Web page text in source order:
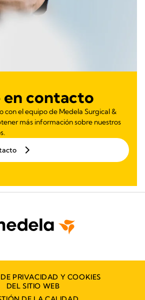
en contacto
con el equipo de Medela Surgical &
más información sobre nuestros
PRIVACIDAD Y COOKIES
DEL SITIO WEB